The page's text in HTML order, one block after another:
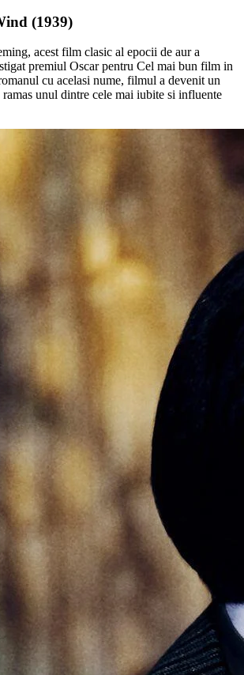
(1939)
acest film clasic al epocii de aur a
premiul Oscar pentru Cel mai bun film in
cu acelasi nume, filmul a devenit un
unul dintre cele mai iubite si influente